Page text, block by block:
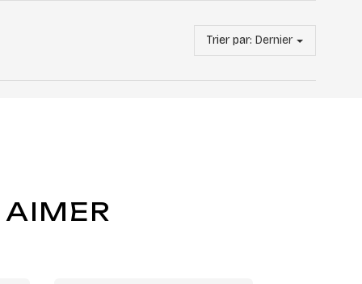
Trier par: Dernier